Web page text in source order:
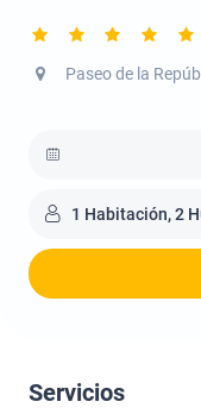
Paseo de la
1 Habitación, 2
Servicios